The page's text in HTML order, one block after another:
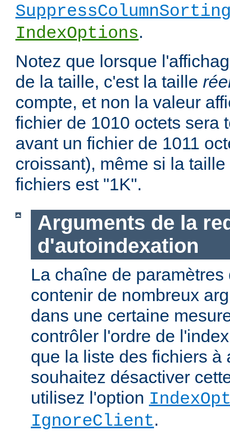
IndexOptions.
Notez que lorsque
de la taille, c'est la taille
compte, et non la valeur
fichier de 1010 octets sera
avant un fichier de 1011
croissant), même si la
fichiers est "1K".
Arguments de la
d'autoindexation
La chaîne de
contenir de nombreux
dans une certaine
contrôler l'ordre de
que la liste des fichiers à
souhaitez désactiver
utilisez l'option
IgnoreClient.